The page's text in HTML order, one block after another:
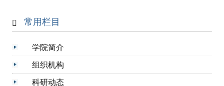
常用栏目
学院简介
组织机构
科研动态